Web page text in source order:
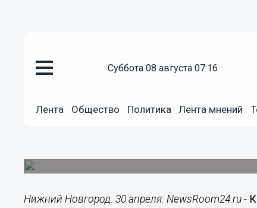
суббота 08 августа 07:16
Лента Общество Политика Лента мнений
Цены на продовольственные
Нижний Новгород. 30 апреля. NewsRoom24.ru -